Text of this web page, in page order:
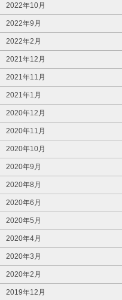
2022年10月
2022年9月
2022年2月
2021年12月
2021年11月
2021年1月
2020年12月
2020年11月
2020年10月
2020年9月
2020年8月
2020年6月
2020年5月
2020年4月
2020年3月
2020年2月
2019年12月